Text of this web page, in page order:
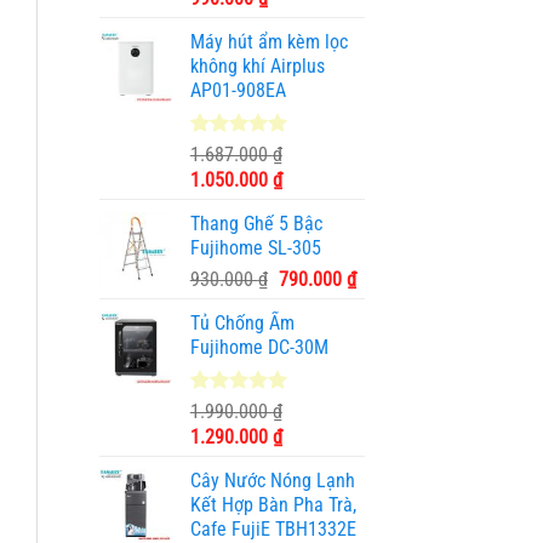
là:
1.950.000 ₫.
tại
là:
990.000 ₫.
Máy hút ẩm kèm lọc
không khí Airplus
AP01-908EA
5.00trên 5
dựa trên
1
đánh giá
1.687.000₫
Giá
là:
1.687.000 ₫.
1.050.000 ₫Giá
tại
là:
1.050.000 ₫.
Thang Ghế 5 Bậc
Fujihome SL-305
930.000₫ Giá
là:
930.000 ₫.
790.000 ₫Giá
Tủ Chống Ẩm
Fujihome DC-30M
5.00trên 5
dựa trên
3
đánh giá
1.990.000₫
Giá
là:
1.990.000 ₫.
1.290.000 ₫Giá
tại
là:
1.290.000 ₫.
Cây Nước Nóng Lạnh
Kết Hợp Bàn Pha Trà,
Cafe FujiE TBH1332E